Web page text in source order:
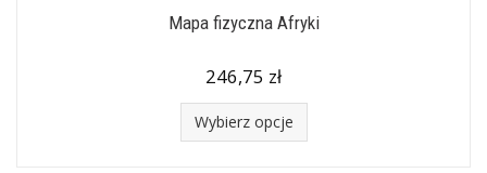
Mapa fizyczna Afryki
246,75 zł
Wybierz opcje